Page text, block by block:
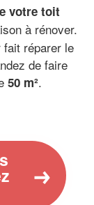
votre toit
à rénover.
réparer le
de faire
50 m².